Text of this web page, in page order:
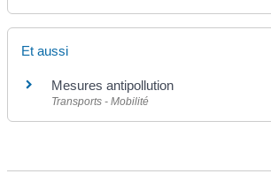
Et aussi
Mesures antipollution
Transports - Mobilité